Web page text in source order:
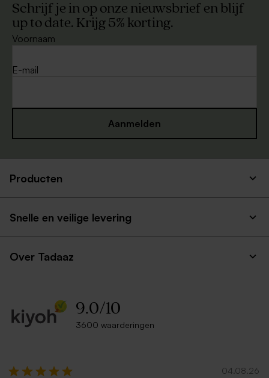
Schrijf je in op onze nieuwsbrief en blijf
up to date. Krijg 5% korting.
Voornaam
E-mail
Aanmelden
Producten
Snelle en veilige levering
Over Tadaaz
9.0/10
3600 waarderingen
04.08.26